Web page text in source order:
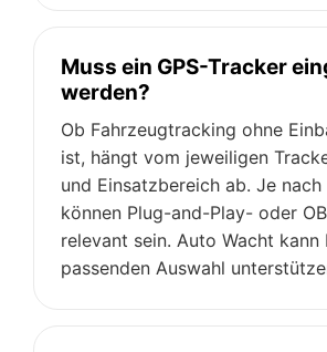
Muss ein GPS-Tracker
werden?
Ob Fahrzeugtracking ohne
ist, hängt vom jeweiligen
und Einsatzbereich ab. Je nach
können Plug-and-Play- oder
relevant sein. Auto Wacht kann
passenden Auswahl